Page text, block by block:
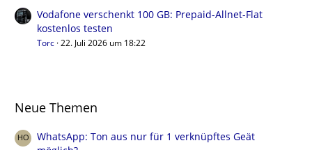
Vodafone verschenkt 100 GB: Prepaid-Allnet-Flat
kostenlos testen
Torc 22. Juli 2026 um 18:22
Neue Themen
WhatsApp: Ton aus nur für 1 verknüpftes Geät